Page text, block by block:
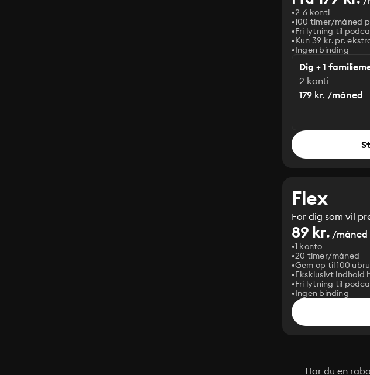
2-6 konti
100 timer/måned
Fri lytning til
Kun 39 kr. pr.
Ingen binding
Dig + 1
2 konti
179 kr. /måned
Flex
For dig som vil
89 kr. /måned
1 konto
20 timer/måned
Gem op til 100
Eksklusivt indhold
Fri lytning til
Ingen binding
Har du en